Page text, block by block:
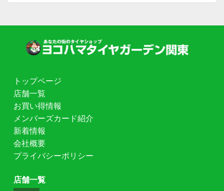
トップページ
店舗一覧
お買い得情報
メンバーズカード紹介
新着情報
会社概要
プライバシーポリシー
店舗一覧